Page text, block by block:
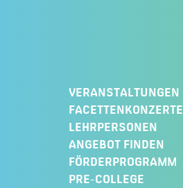
VERANSTALTUNGEN
FACETTENKONZERTE
LEHRPERSONEN
ANGEBOT FINDEN
FÖRDERPROGRAMM
PRE-COLLEGE